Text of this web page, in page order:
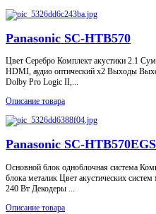
Panasonic SC-HTB570
Цвет Серебро Комплект акустики 2.1
HDMI, аудио оптический x2 Выходы
Dolby Pro Logic II,...
Описание товара
Panasonic SC-HTB570EGS
Основной блок одноблочная система
блока металик Цвет акустических
240 Вт Декодеры ...
Описание товара